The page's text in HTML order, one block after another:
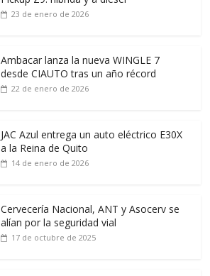
23 de enero de 2026
Ambacar lanza la nueva WINGLE 7
desde CIAUTO tras un año récord
22 de enero de 2026
JAC Azul entrega un auto eléctrico E30X
a la Reina de Quito
14 de enero de 2026
Cervecería Nacional, ANT y Asocerv se
alían por la seguridad vial
17 de octubre de 2025